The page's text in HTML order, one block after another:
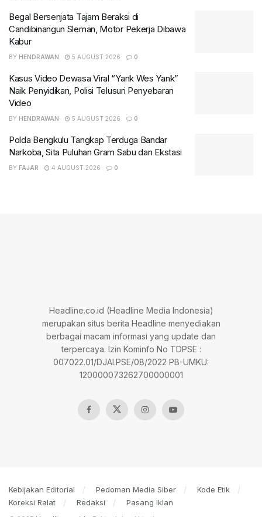
Begal Bersenjata Tajam Beraksi di
Candibinangun Sleman, Motor Pekerja Dibawa
Kabur
BY HENDRAWAN 5 AUGUST 2026 0
Kasus Video Dewasa Viral “Yank Wes Yank”
Naik Penyidikan, Polisi Telusuri Penyebaran
Video
BY HENDRAWAN 5 AUGUST 2026 0
Polda Bengkulu Tangkap Terduga Bandar
Narkoba, Sita Puluhan Gram Sabu dan Ekstasi
BY FAJAR 4 AUGUST 2026 0
Headline.co.id (Headline Media Indonesia)
merupakan situs berita Headline menyediakan
berbagai macam informasi yang update dan
terpercaya. Izin Kominfo No TDPSE :
007022.01/DJAI.PSE/08/2022 PB-UMKU:
120000073262700000001
Kebijakan Editorial Pedoman Media Siber
Kode Etik
Koreksi Ralat
Redaksi Pasang Iklan